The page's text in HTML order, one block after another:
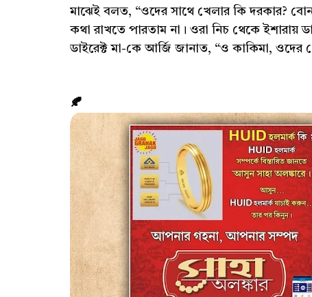
মাঝেই বলত, “ওদের সাথে খেলার কি দরকার?
কথা রাখতে পারতাম না। ওরা নিচ থেকে
ডাইরেক্ট মা-কে আর্জি জানাত, “ও কাকিমা,
🍂